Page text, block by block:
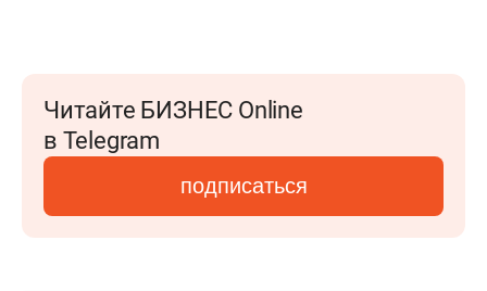
Читайте БИЗНЕС Online
в Telegram
подписаться